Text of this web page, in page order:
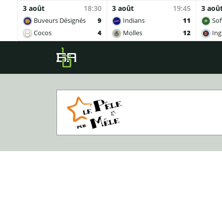
3 août 18:30
Buveurs Désignés
9
Cocos
4
3 août 19:45
Indians
11
Molles
12
3
Skip to main content